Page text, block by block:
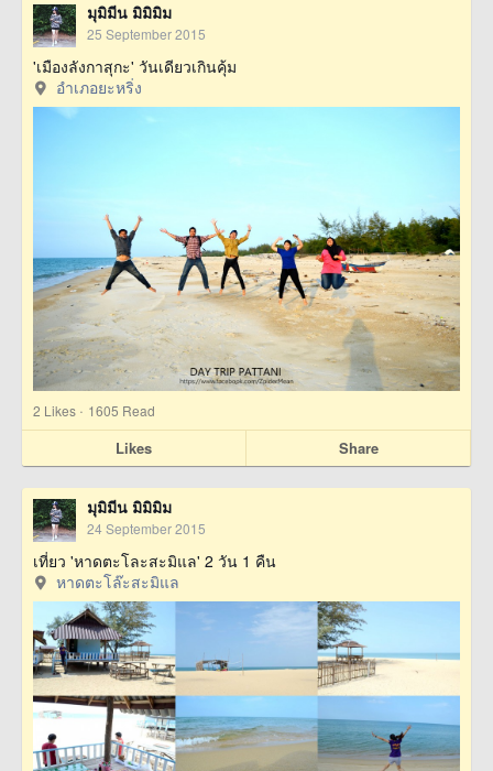
มุมิมีน มิมิมิม
25 September 2015
'เมืองลังกาสุกะ' วันเดียวเกินคุ้ม
อำเภอยะหริ่ง
2 Likes · 1605 Read
Likes Share
มุมิมีน มิมิมิม
24 September 2015
เที่ยว 'หาดตะโละสะมิแล' 2 วัน 1 คืน
หาดตะโล๊ะสะมิแล